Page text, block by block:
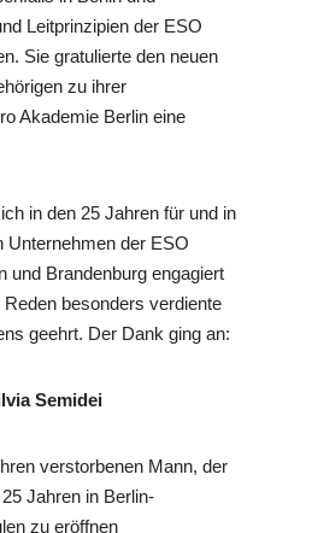
Leitprinzipien der ESO
Sie gratulierte den neuen
zu ihrer
Akademie Berlin eine
in den 25 Jahren für und in
Unternehmen der ESO
und Brandenburg engagiert
besonders verdiente
geehrt. Der Dank ging an:
Semidei
verstorbenen Mann, der
Jahren in Berlin-
zu eröffnen